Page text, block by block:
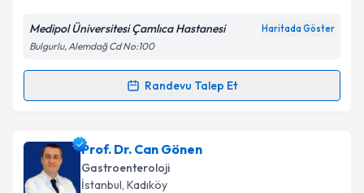
Metni
kapsamda işlenmesini kabul ediyorum.
Takvim Talebini Gönder
Medipol Üniversitesi Çamlıca Hastanesi Haritada Göster
Bulgurlu, Alemdağ Cd No:100
Randevu Talep Et
Randevu Takvimi Talebi
Prof. Dr. Bülent Yaşariçin randevu takvimi talebi
oluşturun. Size bu uzmandan randevu almanız için bir
takvim hazırlandığında e-posta ile bilgilendireceğiz.
Prof. Dr. Can Gönen
Gastroenteroloji
İstanbul, Kadıköy